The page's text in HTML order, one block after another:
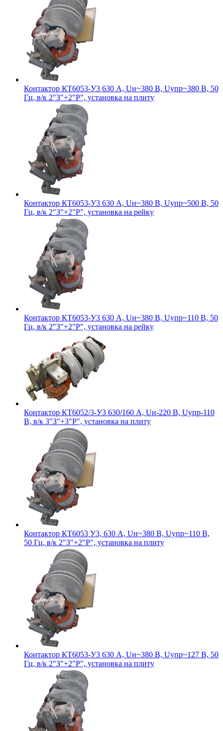
Контактор КТ6053-У3 630 А, Uн~380 В, Uупр~380 В, 50
Гц, в/к 2"З"+2"Р", установка на плиту
Контактор КТ6053-У3 630 А, Uн~380 В, Uупр~500 В, 50
Гц, в/к 2"З"+2"Р", установка на рейку
Контактор КТ6053-У3 630 А, Uн~380 В, Uупр~110 В, 50
Гц, в/к 2"З"+2"Р", установка на рейку
Контактор КТ6052/3-У3 630/160 А, Uн-220 В, Uупр-110
В, в/к 3"З"+3"Р", установка на плиту
Контактор КТ6053 У3, 630 А, Uн~380 В, Uупр~110 В,
50 Гц, в/к 2"З"+2"Р", установка на плиту
Контактор КТ6053-У3 630 А, Uн~380 В, Uупр~127 В, 50
Гц, в/к 2"З"+2"Р", установка на плиту